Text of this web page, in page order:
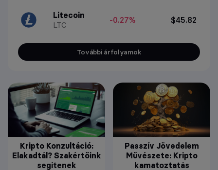
Litecoin
LTC
-0.27% $45.82
További árfolyamok
Kripto Konzultáció:
Elakadtál? Szakértőink
segítenek
Passzív Jövedelem
Művészete: Kripto
kamatoztatás